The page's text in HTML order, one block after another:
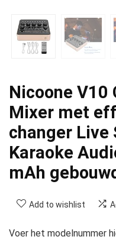
Nicoone
Mixer met
changer Live
Karaoke
mAh
Add to wishlist
Voer het modelnummer